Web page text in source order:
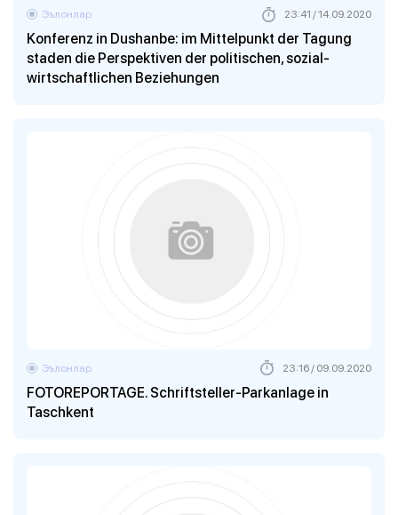
Konferenz in Dushanbe: im Mittelpunkt der Tagung
staden die Perspektiven der politischen, sozial-
wirtschaftlichen Beziehungen
Эълонлар 23:41 / 14.09.2020
FOTOREPORTAGE. Schriftsteller-Parkanlage in
Taschkent
Эълонлар 23:16 / 09.09.2020